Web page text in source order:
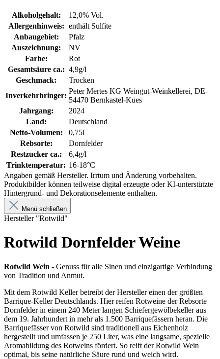
Alkoholgehalt:
12,0% Vol.
Allergenhinweis: enthält Sulfite
Anbaugebiet:
Pfalz
Auszeichnung:
NV
Farbe:
Rot
Gesamtsäure ca.: 4,9g/l
Geschmack:
Trocken
Inverkehrbringer:
Peter Mertes KG Weingut-Weinkellerei, DE-
54470 Bernkastel-Kues
Jahrgang:
2024
Land:
Deutschland
Netto-Volumen:
0,75l
Rebsorte:
Dornfelder
Restzucker ca.:
6,4g/l
Trinktemperatur: 16-18°C
Angaben gemäß Hersteller. Irrtum und Änderung vorbehalten.
Produktbilder können teilweise digital erzeugte oder KI-unterstützte
Hintergrund- und Dekorationselemente enthalten.
Menü schließen
Hersteller "Rotwild"
Rotwild Dornfelder Weine
Rotwild Wein - Genuss für alle Sinen und einzigartige Verbindung
von Tradition und Anmut.
Mit dem Rotwild Keller betreibt der Hersteller einen der größten
Barrique-Keller Deutschlands. Hier reifen Rotweine der Rebsorte
Dornfelder in einem 240 Meter langen Schiefergewölbekeller aus
dem 19. Jahrhundert in mehr als 1.500 Barriquefässern heran. Die
Barriquefässer von Rotwild sind traditionell aus Eichenholz
hergestellt und umfassen je 250 Liter, was eine langsame, spezielle
Aromabildung des Rotweins fördert. So reift der Rotwild Wein
optimal, bis seine natürliche Säure rund und weich wird.